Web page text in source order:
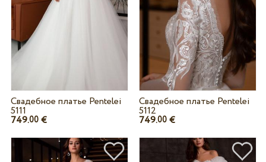
Свадебное платье Pentelei
5111
749.00€
Свадебное платье Pentelei
5112
749.00 €